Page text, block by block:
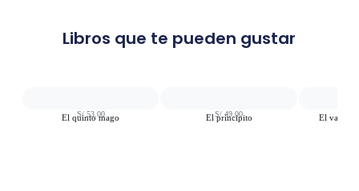
Libros que te pueden gustar
El quinto mago
S/53.00 El principito
S/ 49.00 El